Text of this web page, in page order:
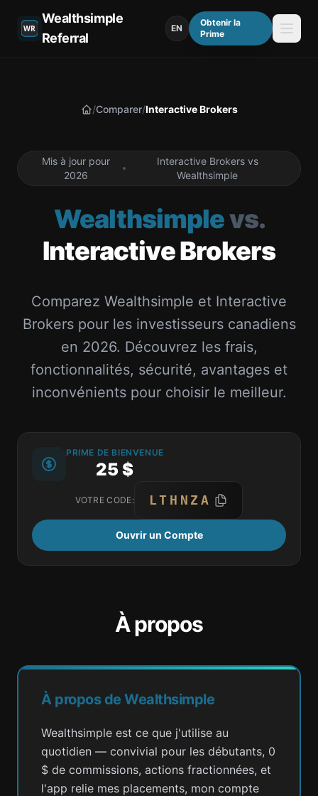
Wealthsimple
Referral
EN
Obtenir la
Prime
Accueil
/Comparer/Interactive Brokers
Mis à jour pour
2026
Interactive Brokers vs
Wealthsimple
Wealthsimplevs.
Interactive Brokers
Comparez Wealthsimple et Interactive
Brokers pour les investisseurs canadiens
en 2026. Découvrez les frais,
fonctionnalités, sécurité, avantages et
inconvénients pour choisir le meilleur.
PRIME DE BIENVENUE
25 $
VOTRE CODE: LTHNZA
Ouvrir un Compte
À propos
À propos de Wealthsimple
Wealthsimple est ce que j'utilise au
quotidien — convivial pour les débutants, 0
$ de commissions, actions fractionnées, et
l'app relie mes placements, mon compte